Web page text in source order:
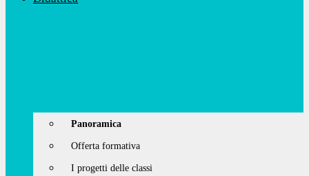
Panoramica
Offerta formativa
I progetti delle classi